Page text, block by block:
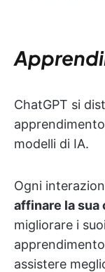
ChatGPT si
modelli di IA.
Ogni
affinare la sua
migliorare i
assistere